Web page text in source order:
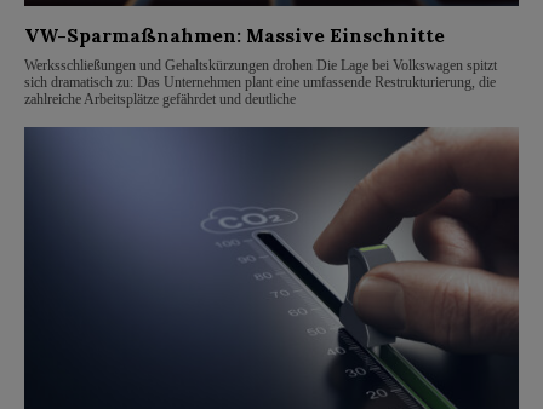
VW-Sparmaßnahmen: Massive Einschnitte
Werksschließungen und Gehaltskürzungen drohen Die Lage bei Volkswagen spitzt
sich dramatisch zu: Das Unternehmen plant eine umfassende Restrukturierung, die
zahlreiche Arbeitsplätze gefährdet und deutliche